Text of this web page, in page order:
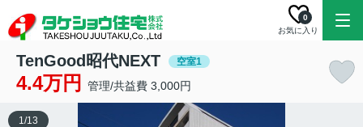
お気に入り
0
TenGood昭代NEXT 空室1
4.4万円 管理/共益費 3,000円
1/13